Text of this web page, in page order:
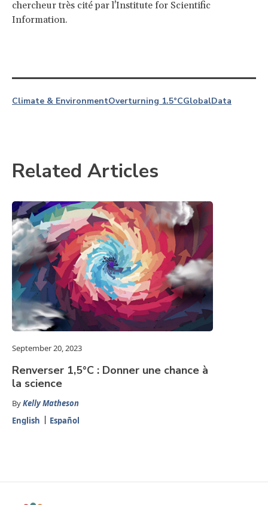
chercheur très cité par l'Institute for Scientific
Information.
Climate & EnvironmentOverturning 1.5°CGlobalData
Related Articles
September 20, 2023
Renverser 1,5°C : Donner une chance à
la science
ByKelly Matheson
English
Español